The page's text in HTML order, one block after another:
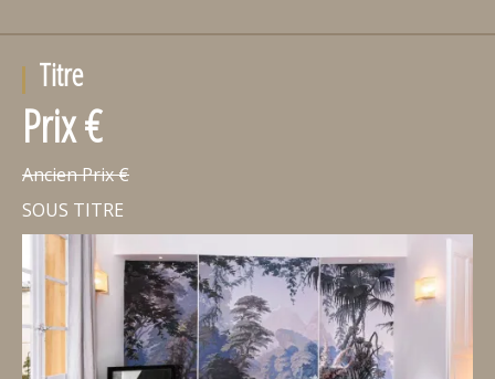
Titre
Prix €
Ancien Prix €
SOUS TITRE